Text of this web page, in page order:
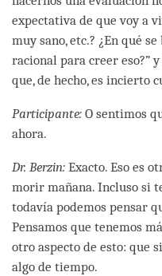
expectativa de que voy a
muy sano, etc.? ¿En qué
racional para creer eso?”
que, de hecho, es incierto
Participante: O sentimos
ahora.
Dr. Berzin: Exacto. Eso es
morir mañana. Incluso si
todavía podemos pensar
Pensamos que tenemos
otro aspecto de esto: que
algo de tiempo.